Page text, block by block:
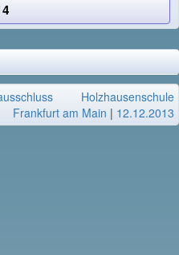
Holzhausenschule
Frankfurt am Main | 12.12.2013